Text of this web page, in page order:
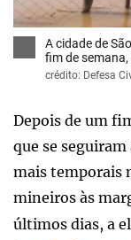
A cidade de
fim de
crédito: Defesa
Depois de um
que se
mais temporais
mineiros às
últimos dias, a